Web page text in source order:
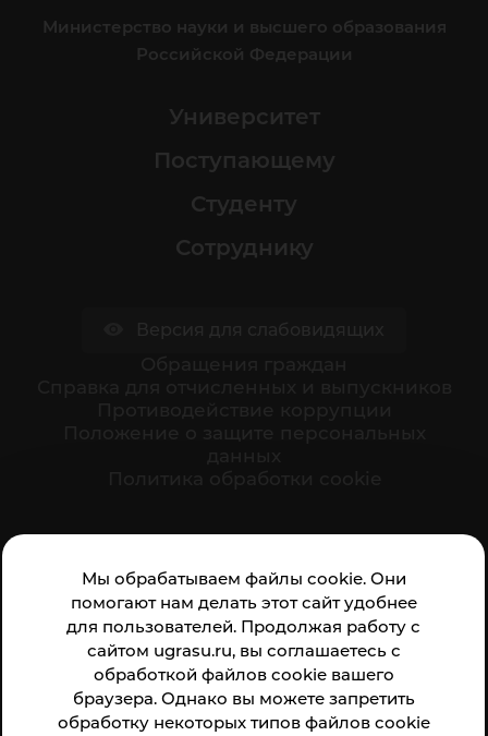
Мы обрабатываем файлы cookie. Они
помогают нам делать этот сайт удобнее
для пользователей. Продолжая работу с
сайтом ugrasu.ru, вы соглашаетесь с
обработкой файлов cookie вашего
браузера. Однако вы можете запретить
обработку некоторых типов файлов cookie
Министерство науки и высшего образования
Российской Федерации
Университет
Поступающему
Студенту
Сотруднику
организации:
Анкета доступна по QR-коду, а так же по прямой